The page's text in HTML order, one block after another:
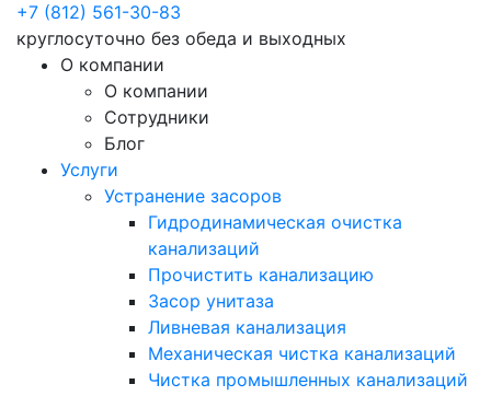
+7 (812) 561-30-83
круглосуточно без обеда и выходных
О компании
О компании
Сотрудники
Блог
Услуги
Устранение засоров
Гидродинамическая очистка
канализаций
Прочистить канализацию
Засор унитаза
Ливневая канализация
Механическая чистка канализаций
Чистка промышленных канализаций